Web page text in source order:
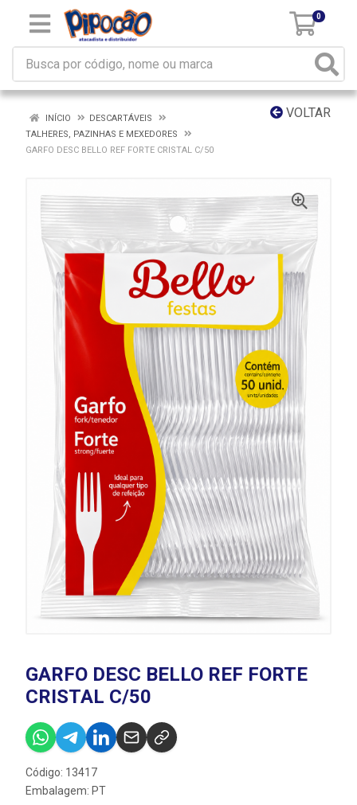
0
VOLTAR
INÍCIO
DESCARTÁVEIS
TALHERES, PAZINHAS E MEXEDORES
GARFO DESC BELLO REF FORTE CRISTAL C/50
GARFO DESC BELLO REF FORTE
CRISTAL C/50
Código: 13417
Embalagem: PT